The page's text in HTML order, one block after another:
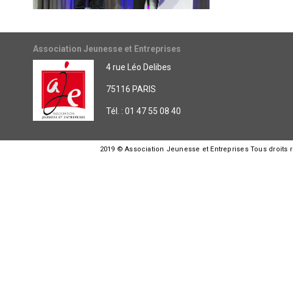
Association Jeunesse et Entreprises
4 rue Léo Delibes
75116 PARIS
Tél. : 01 47 55 08 40
2019 © Association Jeunesse et Entreprises Tous droits